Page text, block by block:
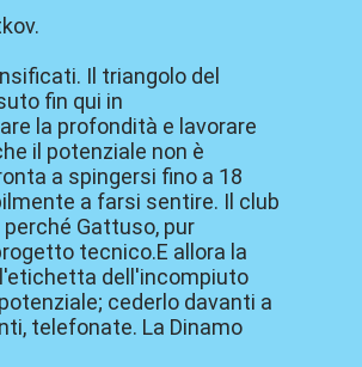
Il triangolo del
fin qui in
la profondità e lavorare
il potenziale non è
a spingersi fino a 18
a farsi sentire. Il club
Gattuso, pur
tecnico.E allora la
dell'incompiuto
cederlo davanti a
telefonate. La Dinamo